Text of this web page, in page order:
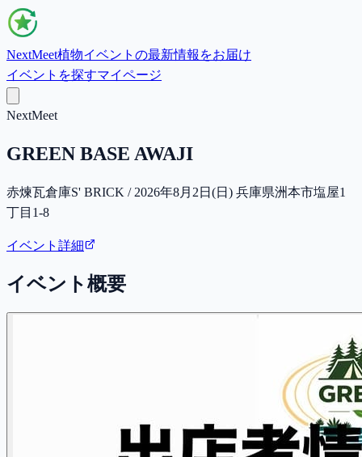
NextMeet植物イベントの最新情報をお届け
イベントを探すマイページ
NextMeet
GREEN BASE AWAJI
赤煉瓦倉庫S' BRICK / 2026年8月2日(日) 兵庫県洲本市塩屋1
丁目1-8
イベント詳細
イベント概要